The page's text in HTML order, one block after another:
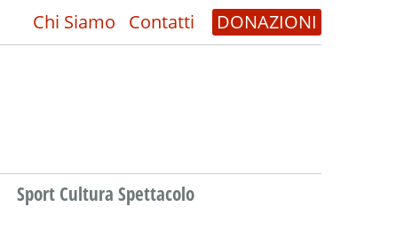
Chi Siamo Contatti DONAZIONI
Sport Cultura Spettacolo